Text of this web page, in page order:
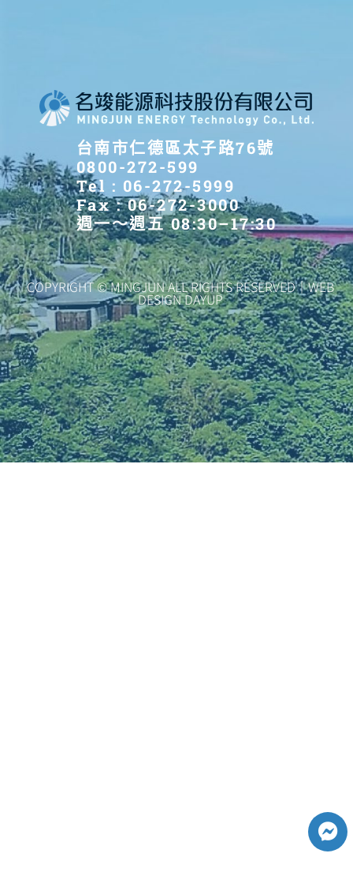
台南市仁德區太子路76號
0800-272-599
Tel : 06-272-5999
Fax : 06-272-3000
週一～週五 08:30–17:30
COPYRIGHT © MINGJUN ALL RIGHTS RESERVED｜WEB
DESIGN DAYUP